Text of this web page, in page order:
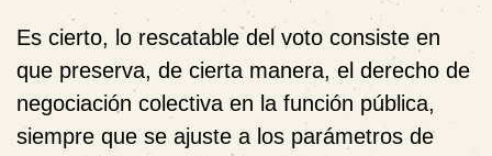
Es cierto, lo rescatable del voto consiste en
que preserva, de cierta manera, el derecho de
negociación colectiva en la función pública,
siempre que se ajuste a los parámetros de